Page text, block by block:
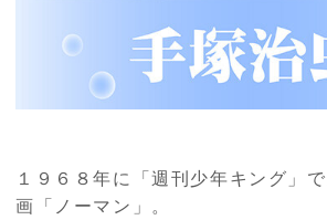
１９６８年に「週刊少年キング」
画「ノーマン」。